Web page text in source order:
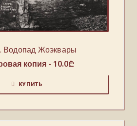
Водопад Жоэквары
копия - 10.0₾
КУПИТЬ